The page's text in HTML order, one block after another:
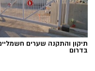
תיקון והתקנה שערים
בדרום